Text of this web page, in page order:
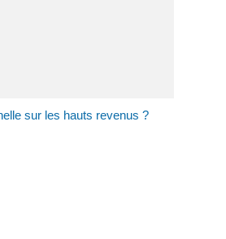
sur les hauts revenus ?